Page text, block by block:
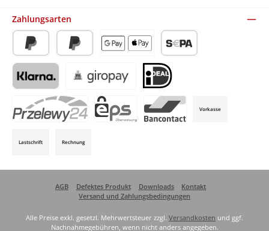
Zahlungsarten
PayPal Später BezahlenApple Pay / Google Pay (via Stripe)
SEPA-Lastschrift (via Stripe)
Klarna (via Stripe)Giropay (via Stripe) iDeal (via Stripe)
Vorkasse
Lastschrift Rechnung
AGB Defektes Produkt Downloads
Kontakt
Versand und Zahlungsbedingungen
Alle Preise exkl. gesetzl. Mehrwertsteuer zzgl. Versandkosten und ggf.
Nachnahmegebühren, wenn nicht anders angegeben.